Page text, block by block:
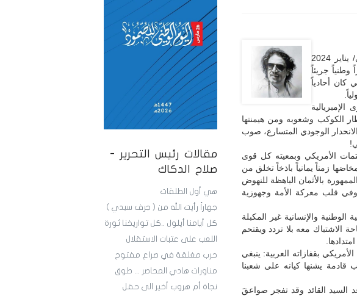
مقالات رئيس التحرير -
صلاح الدكاك
هي أول الطلقات
جهاراً رأيت الله من ( جرف سيدي )
كل أيامنا أيلول ..كل تواريخنا ثورة
اللعب على عتبات الاستقلال
حرب مغلقة في صراع مفتوح
مناورات هادي المحاصر ... طوق
نجاة أم هروب أخير الى حقل
بين ليلة الـ26 من آذار/ مارس 2015 وليلة الـ12 من كانون الثاني/ يناير 2024
جريئاً
كان أحادياً
الكوكب وشعوبه ومن هيمنتها
الوجودي المتسارع، صوب
الأمريكي وبمعيته كل قوى
زمناً يمانياً باذخاً تخلق من
بالأثمان الباهظة للنهوض
قلب معركة الأمة وجهوزية
والإنسانية غير المكبلة
الاشتباك معه بلا تردد ويقتحم
بقفازاته العربية: ينبغي
يشنها كيانه على شعبنا
السيد القائد وقد تفجر صواعقَ